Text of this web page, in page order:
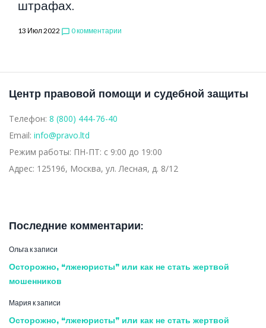
штрафах.
13 Июл 2022 chat_bubble_outline 0 комментарии
Центр правовой помощи и судебной защиты
Телефон: 8 (800) 444-76-40
Email: info@pravo.ltd
Режим работы: ПН-ПТ: с 9:00 до 19:00
Адрес: 125196, Москва, ул. Лесная, д. 8/12
Последние комментарии:
Ольгак записи
Осторожно, “лжеюристы” или как не стать жертвой
мошенников
Мария к записи
Осторожно, “лжеюристы” или как не стать жертвой